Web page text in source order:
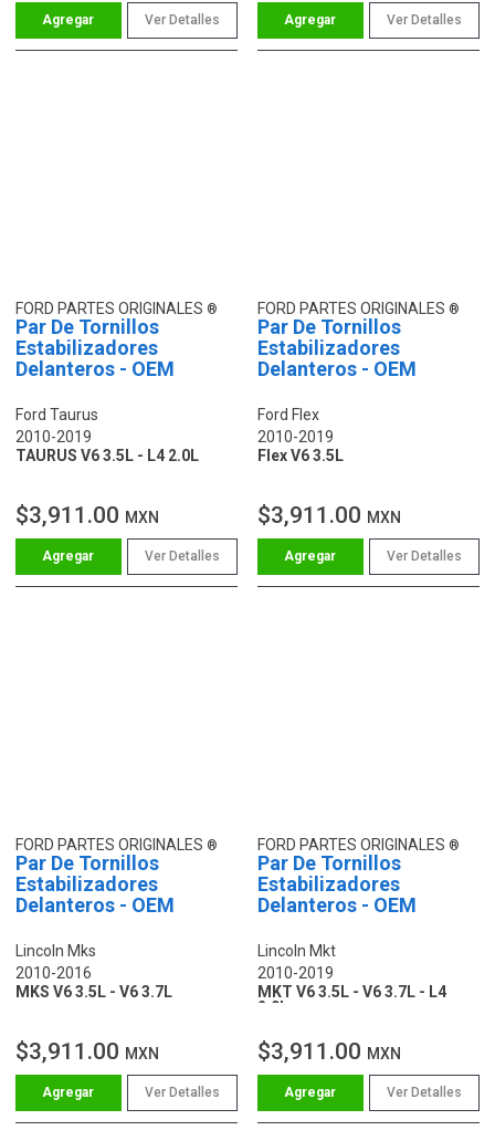
Ver Detalles Ver Detalles
FORD PARTES ORIGINALES
Par De Tornillos
Estabilizadores
Delanteros - OEM
Ford Taurus
2010-2019
TAURUS V6 3.5L - L4 2.0L
$3,911.00 MXN
Ver Detalles
FORD PARTES ORIGINALES
Par De Tornillos
Estabilizadores
Delanteros - OEM
Ford Flex
2010-2019
Flex V6 3.5L
$3,911.00 MXN
Ver Detalles
FORD PARTES ORIGINALES
Par De Tornillos
Estabilizadores
Delanteros - OEM
Lincoln Mks
2010-2016
MKS V6 3.5L - V6 3.7L
$3,911.00 MXN
Ver Detalles
FORD PARTES ORIGINALES
Par De Tornillos
Estabilizadores
Delanteros - OEM
Lincoln Mkt
2010-2019
MKT V6 3.5L - V6 3.7L - L4
2.0L
$3,911.00 MXN
Ver Detalles